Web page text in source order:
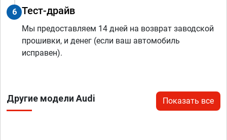
6 Тест-драйв
Мы предоставляем 14 дней на возврат заводской
прошивки, и денег (если ваш автомобиль
исправен).
Другие модели Audi Показать все